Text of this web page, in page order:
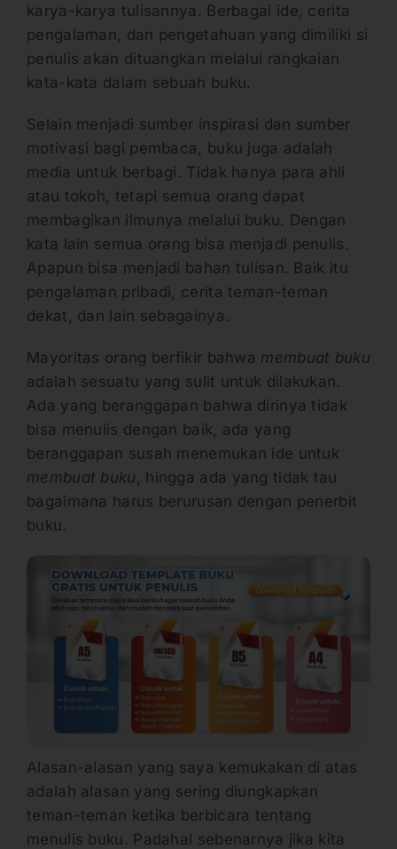
karya-karya tulisannya. Berbagai ide, cerita
pengalaman, dan pengetahuan yang dimiliki si
penulis akan dituangkan melalui rangkaian
kata-kata dalam sebuah buku.
Selain menjadi sumber inspirasi dan sumber
motivasi bagi pembaca, buku juga adalah
media untuk berbagi. Tidak hanya para ahli
atau tokoh, tetapi semua orang dapat
membagikan ilmunya melalui buku. Dengan
kata lain semua orang bisa menjadi penulis.
Apapun bisa menjadi bahan tulisan. Baik itu
pengalaman pribadi, cerita teman-teman
dekat, dan lain sebagainya.
Mayoritas orang berfikir bahwa membuat buku
adalah sesuatu yang sulit untuk dilakukan.
Ada yang beranggapan bahwa dirinya tidak
bisa menulis dengan baik, ada yang
beranggapan susah menemukan ide untuk
membuat buku , hingga ada yang tidak tau
bagaimana harus berurusan dengan penerbit
buku.
Alasan-alasan yang saya kemukakan di atas
adalah alasan yang sering diungkapkan
teman-teman ketika berbicara tentang
menulis buku. Padahal sebenarnya jika kita